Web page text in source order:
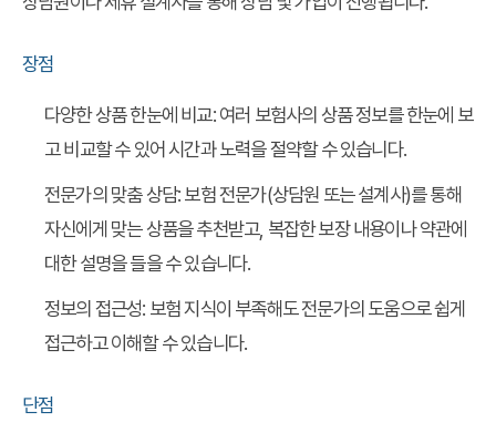
장점
다양한 상품 한눈에 비교: 여러 보험사의 상품 정보를 한눈에 보
고 비교할 수 있어 시간과 노력을 절약할 수 있습니다.
전문가의 맞춤 상담: 보험 전문가(상담원 또는 설계사)를 통해
자신에게 맞는 상품을 추천받고, 복잡한 보장 내용이나 약관에
대한 설명을 들을 수 있습니다.
정보의 접근성: 보험 지식이 부족해도 전문가의 도움으로 쉽게
접근하고 이해할 수 있습니다.
단점